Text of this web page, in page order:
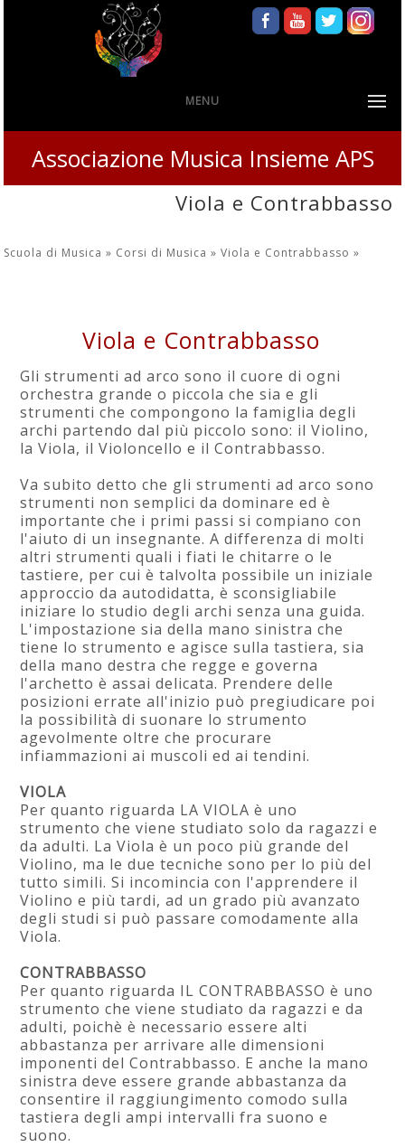
MENU
Associazione Musica Insieme APS
Viola e Contrabbasso
Scuola di Musica » Corsi di Musica »Viola e Contrabbasso»
Viola e Contrabbasso
Gli strumenti ad arco sono il cuore di ogni
orchestra grande o piccola che sia e gli
strumenti che compongono la famiglia degli
archi partendo dal più piccolo sono: il Violino,
la Viola, il Violoncello e il Contrabbasso.
Va subito detto che gli strumenti ad arco sono
strumenti non semplici da dominare ed è
importante che i primi passi si compiano con
l'aiuto di un insegnante. A differenza di molti
altri strumenti quali i fiati le chitarre o le
tastiere, per cui è talvolta possibile un iniziale
approccio da autodidatta, è sconsigliabile
iniziare lo studio degli archi senza una guida.
L'impostazione sia della mano sinistra che
tiene lo strumento e agisce sulla tastiera, sia
della mano destra che regge e governa
l'archetto è assai delicata. Prendere delle
posizioni errate all'inizio può pregiudicare poi
la possibilità di suonare lo strumento
agevolmente oltre che procurare
infiammazioni ai muscoli ed ai tendini.
VIOLA
Per quanto riguarda LA VIOLA è uno
strumento che viene studiato solo da ragazzi e
da adulti. La Viola è un poco più grande del
Violino, ma le due tecniche sono per lo più del
tutto simili. Si incomincia con l'apprendere il
Violino e più tardi, ad un grado più avanzato
degli studi si può passare comodamente alla
Viola.
CONTRABBASSO
Per quanto riguarda IL CONTRABBASSO è uno
strumento che viene studiato da ragazzi e da
adulti, poichè è necessario essere alti
abbastanza per arrivare alle dimensioni
imponenti del Contrabbasso. E anche la mano
sinistra deve essere grande abbastanza da
consentire il raggiungimento comodo sulla
tastiera degli ampi intervalli fra suono e
suono.